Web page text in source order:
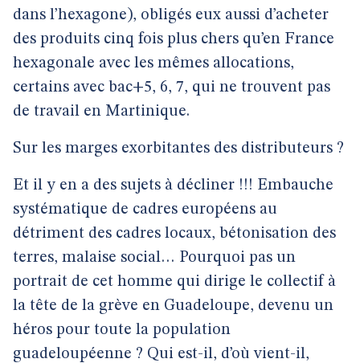
dans l’hexagone), obligés eux aussi d’acheter
des produits cinq fois plus chers qu’en France
hexagonale avec les mêmes allocations,
certains avec bac+5, 6, 7, qui ne trouvent pas
de travail en Martinique.
Sur les marges exorbitantes des distributeurs ?
Et il y en a des sujets à décliner !!! Embauche
systématique de cadres européens au
détriment des cadres locaux, bétonisation des
terres, malaise social… Pourquoi pas un
portrait de cet homme qui dirige le collectif à
la tête de la grève en Guadeloupe, devenu un
héros pour toute la population
guadeloupéenne ? Qui est-il, d’où vient-il,